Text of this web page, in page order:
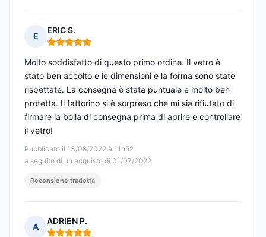
E
ERIC S.
Nota: 5 su 5
Pubblicato il 13/08/2022 à 11h52
a seguito di un acquisto di 01/07/2022
Molto soddisfatto di questo primo ordine. Il vetro è
stato ben accolto e le dimensioni e la forma sono state
rispettate. La consegna è stata puntuale e molto ben
protetta. Il fattorino si è sorpreso che mi sia rifiutato di
firmare la bolla di consegna prima di aprire e controllare
il vetro!
Recensione tradotta
A
ADRIEN P.